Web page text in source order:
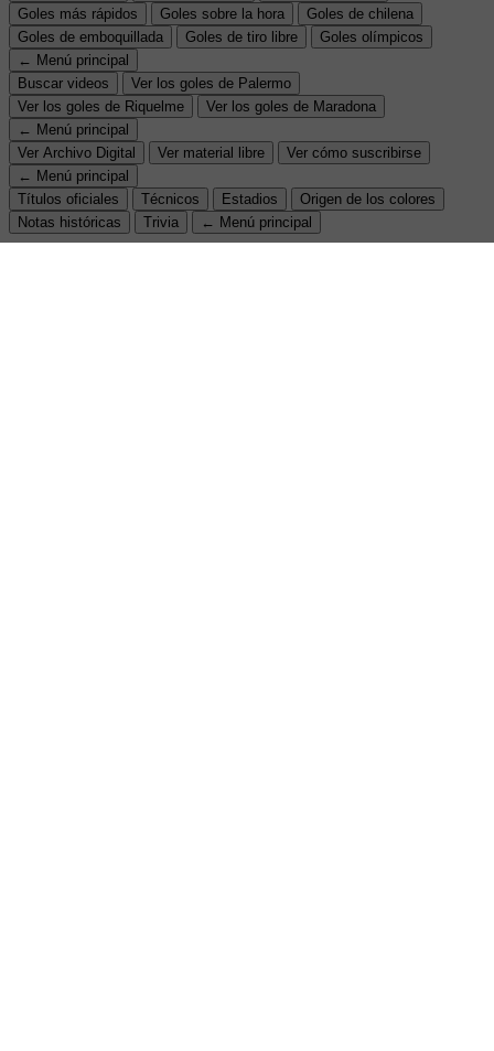
Goles más rápidos
Goles sobre la hora
Goles de chilena
Goles de emboquillada
Goles de tiro libre
Goles olímpicos
← Menú principal
Buscar videos
Ver los goles de Palermo
Ver los goles de Riquelme
Ver los goles de Maradona
← Menú principal
Ver Archivo Digital
Ver material libre
Ver cómo suscribirse
← Menú principal
Títulos oficiales
Técnicos Estadios
Origen de los colores
Notas históricas
Trivia ← Menú principal